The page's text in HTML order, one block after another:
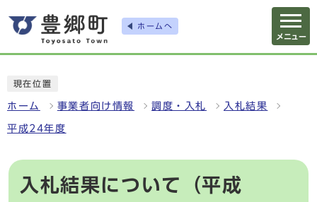
ホームへ
メニュー
現在位置
ホーム 事業者向け情報 調度・入札 入札結果
平成24年度
入札結果について（平成